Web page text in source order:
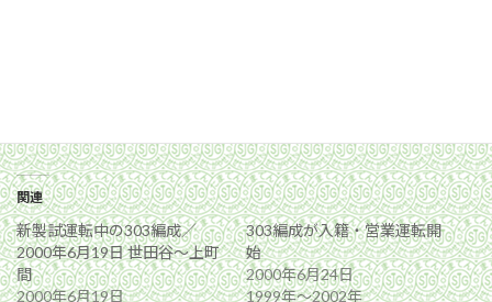
関連
新製試運転中の303編成／
2000年6月19日 世田谷〜上町
間
2000年6月19日
303編成が入籍・営業運転開
始
2000年6月24日
1999年〜2002年